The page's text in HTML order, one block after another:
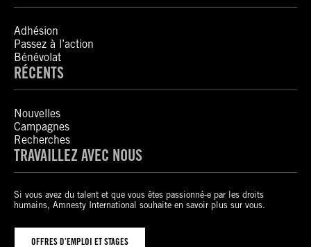
Adhésion
Passez à l’action
Bénévolat
RÉCENTS
Nouvelles
Campagnes
Recherches
TRAVAILLEZ AVEC NOUS
Si vous avez du talent et que vous êtes passionné-e par les droits
humains, Amnesty International souhaite en savoir plus sur vous.
OFFRES D’EMPLOI ET STAGES